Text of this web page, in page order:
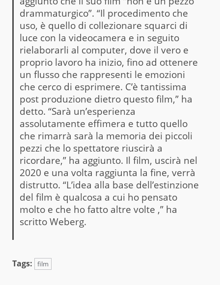
drammaturgico”. “Il procedimento che
uso, è quello di collezionare squarci di
luce con la videocamera e in seguito
rielaborarli al computer, dove il vero e
proprio lavoro ha inizio, fino ad ottenere
un flusso che rappresenti le emozioni
che cerco di esprimere. C’è tantissima
post produzione dietro questo film,” ha
detto. “Sarà un’esperienza
assolutamente effimera e tutto quello
che rimarrà sarà la memoria dei piccoli
pezzi che lo spettatore riuscirà a
ricordare,” ha aggiunto. Il film, uscirà nel
2020 e una volta raggiunta la fine, verrà
distrutto. “L’idea alla base dell’estinzione
del film è qualcosa a cui ho pensato
molto e che ho fatto altre volte ,” ha
scritto Weberg.
Tags: film